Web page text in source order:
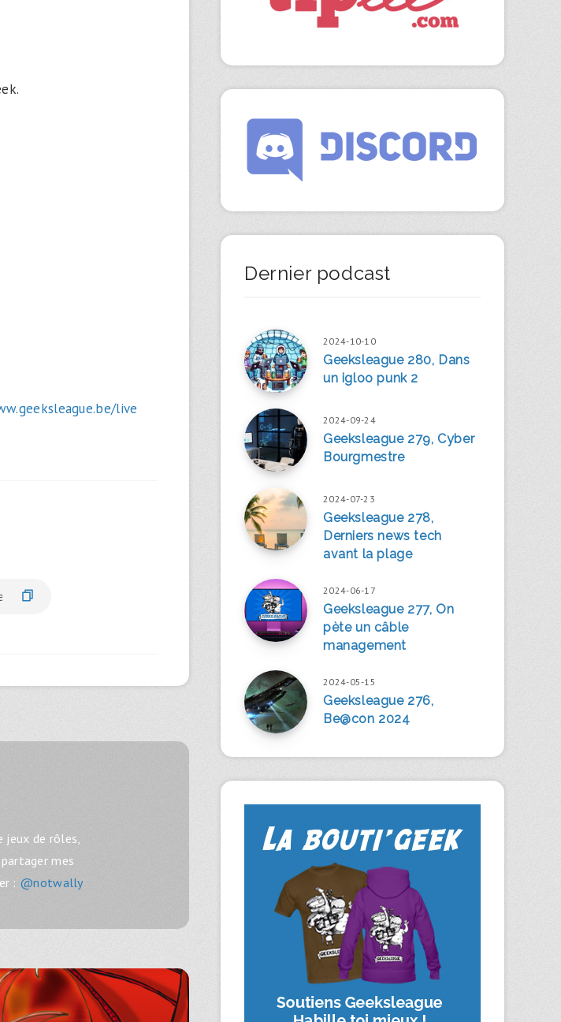
live
jeux de rôles,
mes
: @notwally
Dernier podcast
2024-10-10
Geeksleague 280, Dans
un igloo punk 2
2024-09-24
Geeksleague 279, Cyber
Bourgmestre
2024-07-23
Geeksleague 278,
Derniers news tech
avant la plage
2024-06-17
Geeksleague 277, On
pète un câble
management
2024-05-15
Geeksleague 276,
Be@con 2024